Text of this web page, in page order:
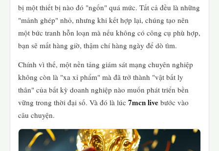
bị một thiết bị nào đó "ngốn" quá mức. Tất cả đều là những
"mảnh ghép" nhỏ, nhưng khi kết hợp lại, chúng tạo nên
một bức tranh hỗn loạn mà nếu không có công cụ phù hợp,
bạn sẽ mất hàng giờ, thậm chí hàng ngày để dò tìm.
Chính vì thế, một nền tảng giám sát mạng chuyên nghiệp
không còn là "xa xỉ phẩm" mà đã trở thành "vật bất ly
thân" của bất kỳ doanh nghiệp nào muốn phát triển bền
vững trong thời đại số. Và đó là lúc 7mcn live bước vào
câu chuyện.